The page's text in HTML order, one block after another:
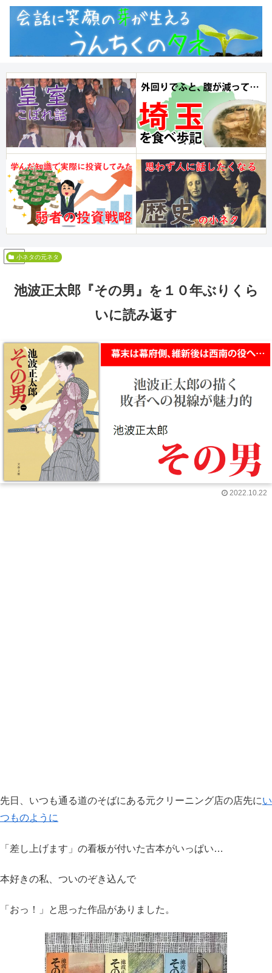
PR
池波正太郎『その男』を１０年ぶりくら
いに読み返す
2022.10.22
先日、いつも通る道のそばにある元クリーニング店の店先にい
つものように
「差し上げます」の看板が付いた古本がいっぱい…
本好きの私、ついのぞき込んで
「おっ！」と思った作品がありました。
小ネタの元ネタ